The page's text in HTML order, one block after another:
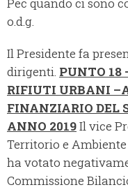
o.d.g.
Il Presidente fa
dirigenti. PUNTO 18
RIFIUTI URBANI
FINANZIARIO DEL
ANNO 2019Il vice
Territorio e
ha votato
Commissione